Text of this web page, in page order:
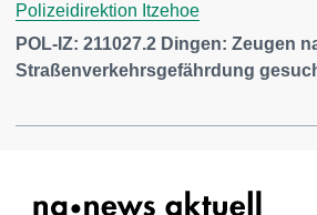
Polizeidirektion Itzehoe
POL-IZ: 211027.2 Dingen: Zeugen
Straßenverkehrsgefährdung